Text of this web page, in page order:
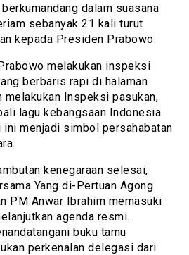
berkumandang dalam suasana
sebanyak 21 kali turut
kepada Presiden Prabowo.
melakukan inspeksi
berbaris rapi di halaman
melakukan Inspeksi pasukan,
lagu kebangsaan Indonesia
menjadi simbol persahabatan
kenegaraan selesai,
Yang di-Pertuan Agong
PM Anwar Ibrahim memasuki
agenda resmi.
buku tamu
perkenalan delegasi dari